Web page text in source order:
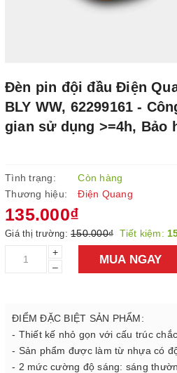
Đèn pin đội đầu Điện
BLY WW, 62299161 -
gian sử dụng >=4h, Bảo
Tình trạng:
Còn hàng
Thương hiệu:
Điện Quang
135.000₫
Giá thị trường: 150.000₫ Tiết kiệm:
+
–
MUA NGAY
ĐIỂM ĐẶC BIỆT SẢN PHẨM:
- Thiết kế nhỏ gọn với cấu trúc
- Sản phẩm được làm từ nhựa có
- 2 mức cường độ sáng: sáng